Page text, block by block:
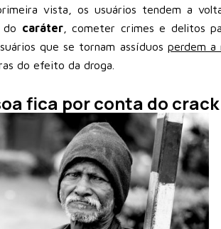
vista, os usuários tendem a
do caráter, cometer crimes e delitos
que se tornam assíduos perdem a
do efeito da droga.
fica por conta do crack